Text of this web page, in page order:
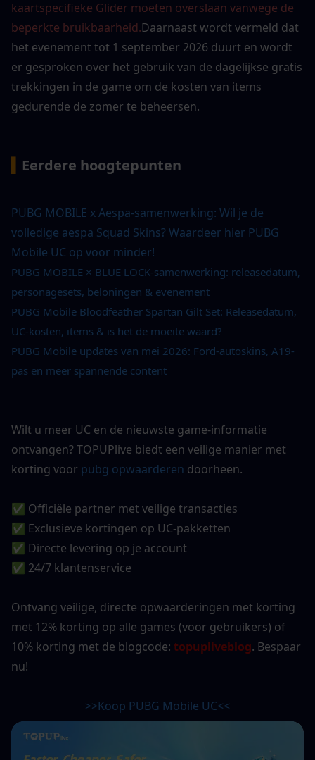
kaartspecifieke Glider moeten overslaan vanwege de
beperkte bruikbaarheid.Daarnaast wordt vermeld dat
het evenement tot 1 september 2026 duurt en wordt
er gesproken over het gebruik van de dagelijkse gratis
trekkingen in de game om de kosten van items
gedurende de zomer te beheersen.
Eerdere hoogtepunten
PUBG MOBILE x Aespa-samenwerking: Wil je de
volledige aespa Squad Skins? Waardeer hier PUBG
Mobile UC op voor minder!
PUBG MOBILE × BLUE LOCK-samenwerking: releasedatum,
personagesets, beloningen & evenement
PUBG Mobile Bloodfeather Spartan Gilt Set: Releasedatum,
UC-kosten, items & is het de moeite waard?
PUBG Mobile updates van mei 2026: Ford-autoskins, A19-
pas en meer spannende content
Wilt u meer UC en de nieuwste game-informatie
ontvangen? TOPUPlive biedt een veilige manier met
korting voor pubg opwaarderen doorheen.
✅ Officiële partner met veilige transacties
✅ Exclusieve kortingen op UC-pakketten
✅ Directe levering op je account
✅ 24/7 klantenservice
Ontvang veilige, directe opwaarderingen met korting
met 12% korting op alle games (voor gebruikers) of
10% korting met de blogcode: topupliveblog. Bespaar
nu!
>>Koop PUBG Mobile UC<<